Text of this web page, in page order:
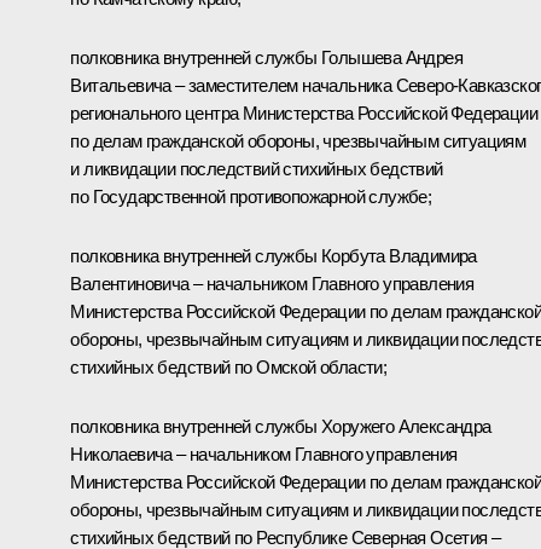
полковника внутренней службы Голышева Андрея
Витальевича – заместителем начальника Северо-
регионального центра Министерства Российской Федерации
по делам гражданской обороны, чрезвычайным ситуациям
и ликвидации последствий стихийных бедствий
по Государственной противопожарной службе;
полковника внутренней службы Корбута Владимира
Валентиновича – начальником Главного управления
Министерства Российской Федерации по делам гражданской
обороны, чрезвычайным ситуациям и ликвидации
стихийных бедствий по Омской области;
полковника внутренней службы Хоружего Александра
Николаевича – начальником Главного управления
Министерства Российской Федерации по делам гражданской
обороны, чрезвычайным ситуациям и ликвидации
стихийных бедствий по Республике Северная Осетия –